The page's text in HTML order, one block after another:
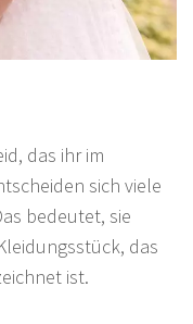
das ihr im
sich viele
bedeutet, sie
das
ist.